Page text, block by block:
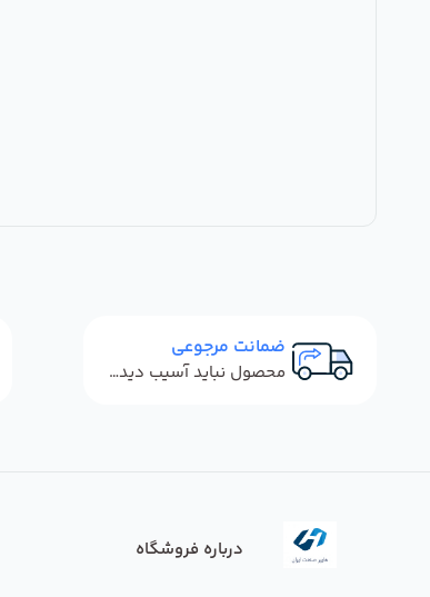
ضمانت مرجوعی
محصول نباید آسیب دیده باشد
درباره فروشگاه